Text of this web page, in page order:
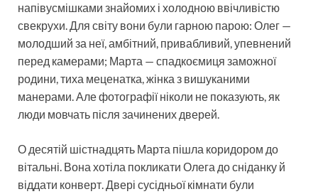
напівусмішками знайомих і холодною ввічливістю
свекрухи. Для світу вони були гарною парою: Олег —
молодший за неї, амбітний, привабливий, упевнений
перед камерами; Марта — спадкоємиця заможної
родини, тиха меценатка, жінка з вишуканими
манерами. Але фотографії ніколи не показують, як
люди мовчать після зачинених дверей.
О десятій шістнадцять Марта пішла коридором до
вітальні. Вона хотіла покликати Олега до сніданку й
віддати конверт. Двері сусідньої кімнати були